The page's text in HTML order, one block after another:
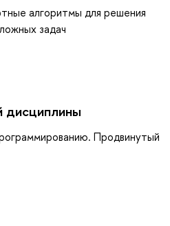
алгоритмы для решения
задач
дисциплины
Продвинутый